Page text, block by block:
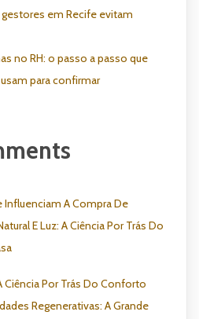
em Recife evitam
no RH: o passo a passo que
para confirmar
A Compra De
E Luz: A Ciência Por Trás Do
Ciência Por Trás Do Conforto
Regenerativas: A Grande